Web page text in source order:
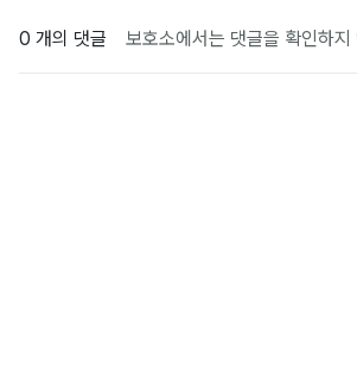
0 개의 댓글 보호소에서는 댓글을 확인하지